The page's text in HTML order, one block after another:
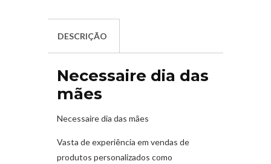
DESCRIÇÃO
Necessaire dia das
mães
Necessaire dia das mães
Vasta de experiência em vendas de
produtos personalizados como